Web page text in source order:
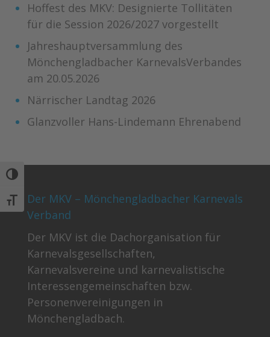
Umschalten auf hohe Kontraste
Schrift vergrößern
Hoffest des MKV: Designierte Tollitäten
für die Session 2026/2027 vorgestellt
Jahreshauptversammlung des
Mönchengladbacher KarnevalsVerbandes
am 20.05.2026
Närrischer Landtag 2026
Glanzvoller Hans-Lindemann Ehrenabend
Der MKV – Mönchengladbacher Karnevals
Verband
Der MKV ist die Dachorganisation für
Karnevalsgesellschaften,
Karnevalsvereine und karnevalistische
Interessengemeinschaften bzw.
Personenvereinigungen in
Mönchengladbach.